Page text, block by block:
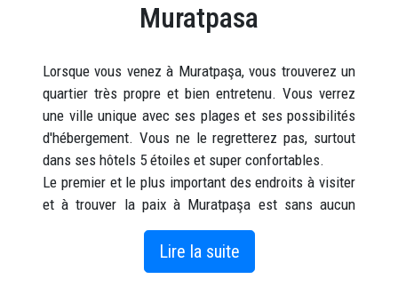
Muratpasa
Lorsque vous venez à Muratpaşa, vous trouverez un
quartier très propre et bien entretenu. Vous verrez
une ville unique avec ses plages et ses possibilités
d'hébergement. Vous ne le regretterez pas, surtout
dans ses hôtels 5 étoiles et super confortables.
Le premier et le plus important des endroits à visiter
et à trouver la paix à Muratpaşa est sans aucun
doute la plage de Lara. Vous pouvez nager et bronzer
sur la plage de Lara à tout moment de la journée.
C'est l'une des plages les plus importantes de
Lire la suite